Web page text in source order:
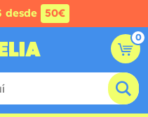
desde 50€
0